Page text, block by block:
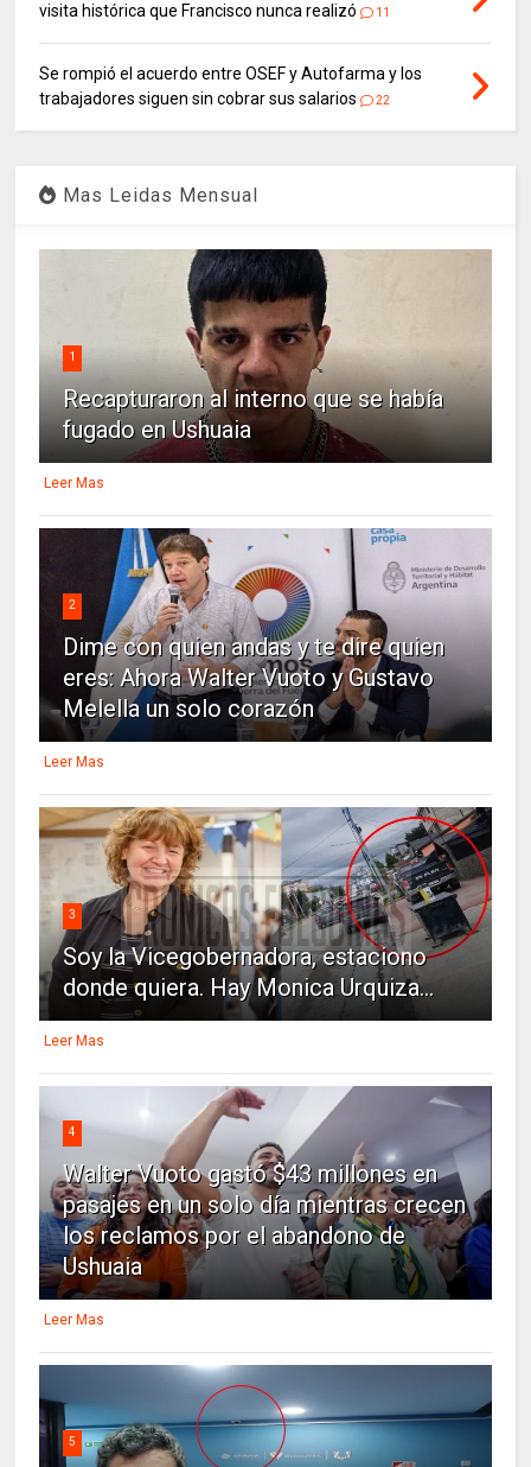
visita histórica que Francisco nunca realizó 11
Se rompió el acuerdo entre OSEF y Autofarma y los
trabajadores siguen sin cobrar sus salarios
22
Mas Leidas Mensual
1
Recapturaron al interno que se había
fugado en Ushuaia
Leer Mas
2
Dime con quien andas y te dire quien
eres: Ahora Walter Vuoto y Gustavo
Melella un solo corazón
Leer Mas
3
Soy la Vicegobernadora, estaciono
donde quiera. Hay Monica Urquiza...
Leer Mas
4
Walter Vuoto gastó $43 millones en
pasajes en un solo día mientras crecen
los reclamos por el abandono de
Ushuaia
Leer Mas
5